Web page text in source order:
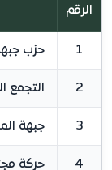
الرقم
1 حزب
2 التجمع
3 جبهة
4 حركة